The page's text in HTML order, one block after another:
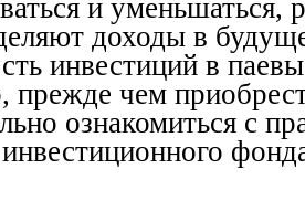
и уменьшаться,
доходы в
инвестиций в
прежде чем
ознакомиться с